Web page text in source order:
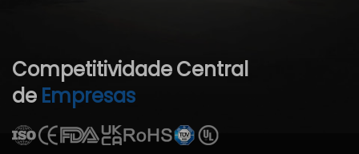
CompetitividadeCentral
de Empresas